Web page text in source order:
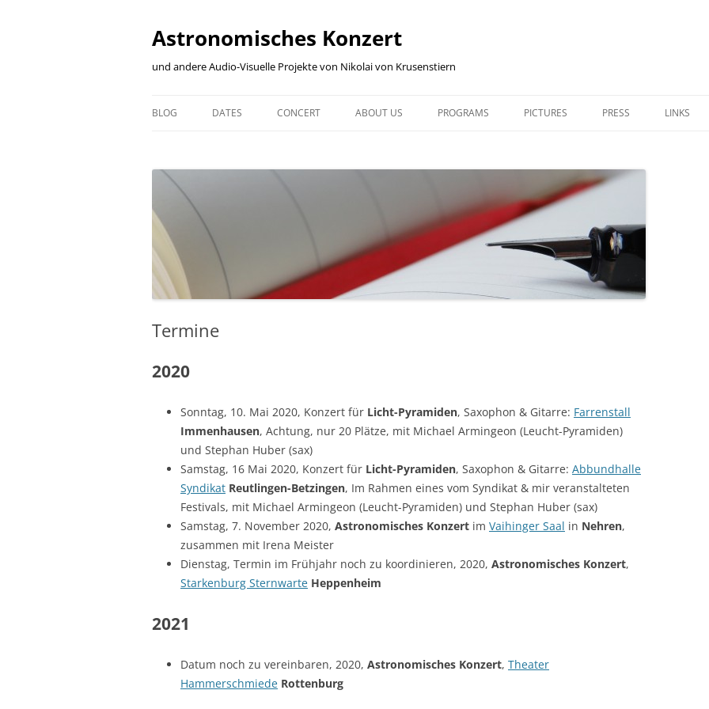
Astronomisches Konzert
und andere Audio-Visuelle Projekte von Nikolai von Krusenstiern
BLOG
ARCHIVE
DATES
PLANNED
CONTEMPLATED
CONCERT ABOUT US PROGRAMS
MODUL 2: BLACK HOLES
MODUL 3: ROSETTA & PHILAE
ASTRO-PHYSICAL TALKS, WITHOUT
PICTURES
MODUL 1, FULL SCREEN
MODUL 2: SLIDESHOW
MODUL 2, FULL SCREEN
PRESS
STARKENBURG STAR
TÜBINGEN 2015
NEHREN 2013
LINKS
Termine
2020
Sonntag, 10. Mai 2020, Konzert für Licht-Pyramiden, Saxophon & Gitarre: Farrenstall
Immenhausen, Achtung, nur 20 Plätze, mit Michael Armingeon (Leucht-Pyramiden)
und Stephan Huber (sax)
Samstag, 16 Mai 2020, Konzert für Licht-Pyramiden, Saxophon & Gitarre: Abbundhalle
Syndikat Reutlingen-Betzingen, Im Rahmen eines vom Syndikat & mir veranstalteten
Festivals, mit Michael Armingeon (Leucht-Pyramiden) und Stephan Huber (sax)
Samstag, 7. November 2020, Astronomisches Konzert im Vaihinger Saal in Nehren,
zusammen mit Irena Meister
Dienstag, Termin im Frühjahr noch zu koordinieren, 2020, Astronomisches Konzert,
Starkenburg Sternwarte Heppenheim
2021
Datum noch zu vereinbaren, 2020, Astronomisches Konzert, Theater
Hammerschmiede Rottenburg